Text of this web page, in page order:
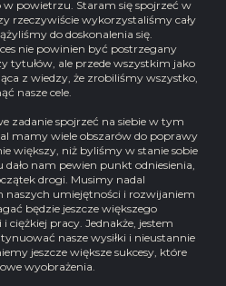
w powietrzu. Staram się spojrzeć w
rzeczywiście wykorzystaliśmy cały
do doskonalenia się.
nie powinien być postrzegany
tytułów, ale przede wszystkim jako
z wiedzy, że zrobiliśmy wszystko,
nasze cele.
zadanie spojrzeć na siebie w tym
mamy wiele obszarów do poprawy
większy, niż byliśmy w stanie sobie
nam pewien punkt odniesienia,
drogi. Musimy nadal
naszych umiejętności i rozwijaniem
będzie jeszcze większego
ciężkiej pracy. Jednakże, jestem
nasze wysiłki i nieustannie
jeszcze większe sukcesy, które
wyobrażenia.